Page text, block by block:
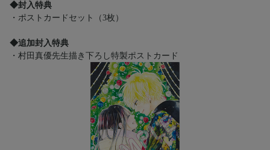
◆封入特典
・ポストカードセット（3枚）
◆追加封入特典
・村田真優先生描き下ろし特製ポストカード